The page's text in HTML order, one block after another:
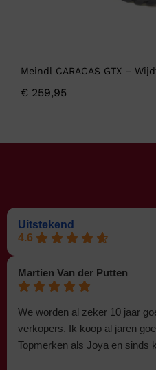
Meindl CARACAS GTX –
€ 259,95
Uitstekend
4.6
Martien Van der Putten
We worden al zeker 10 jaar
verkopers. Ik koop al jaren
Topmerken als Joya en sinds